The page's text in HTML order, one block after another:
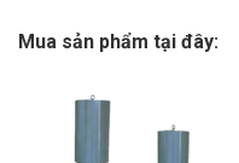
Mua sản phẩm tại đây: